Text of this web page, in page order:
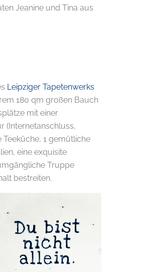
Jeanine und Tina aus
Leipziger Tapetenwerks
180 qm großen Bauch
mit einer
(Internetanschluss,
1 gemütliche
eine exquisite
Truppe
bestreiten.